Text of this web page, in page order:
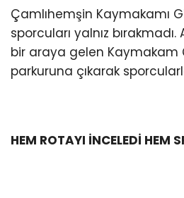
Çamlıhemşin Kaymakamı
sporcuları yalnız
bir araya gelen Kaymakam
parkuruna çıkarak
HEM ROTAYI İNCELEDİ HEM